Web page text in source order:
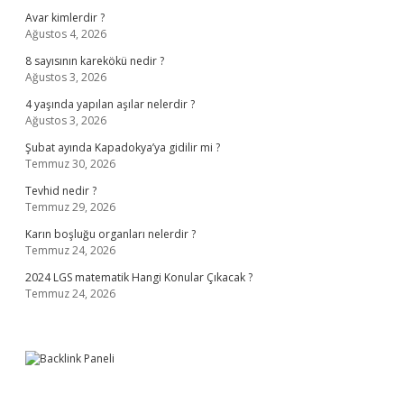
Avar kimlerdir ?
Ağustos 4, 2026
8 sayısının karekökü nedir ?
Ağustos 3, 2026
4 yaşında yapılan aşılar nelerdir ?
Ağustos 3, 2026
Şubat ayında Kapadokya’ya gidilir mi ?
Temmuz 30, 2026
Tevhid nedir ?
Temmuz 29, 2026
Karın boşluğu organları nelerdir ?
Temmuz 24, 2026
2024 LGS matematik Hangi Konular Çıkacak ?
Temmuz 24, 2026